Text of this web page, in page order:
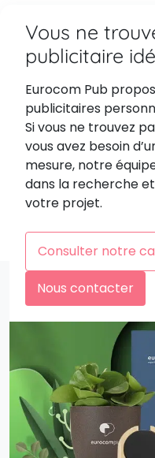
Vous ne
publicitaire
Eurocom Pub
publicitaires
Si vous ne trouvez
vous avez besoin
mesure, notre
dans la recherche
votre projet.
Consulter notre
Nous contacter